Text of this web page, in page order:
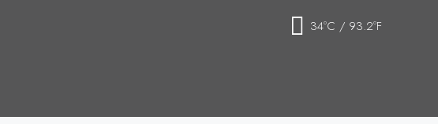
34ºC / 93.2ºF